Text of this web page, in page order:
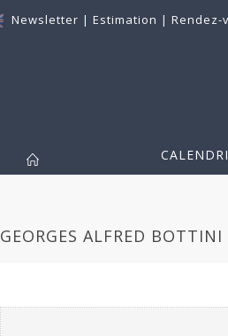
Newsletter | Estimation | Rendez-
GEORGES ALFRED